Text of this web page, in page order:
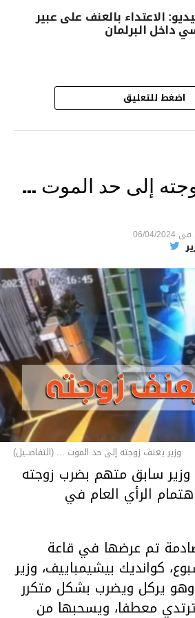
الاعتداء بالعنف على عبير
داخل البرلمان
اضغط للتعليق
إلى حد الموت …
فى 06/04/2024
وزير يعنف زوجته إلى حد الموت ... (التفاصــيل)
سابق متهم بضرب زوجته
الرأي العام في
تم عرضها في قاعة
كوانديك بيشيمباييف، وزير
وهو يركل ويضرب بشكل متكرر
ترتدي معطفا، ويسحبها من